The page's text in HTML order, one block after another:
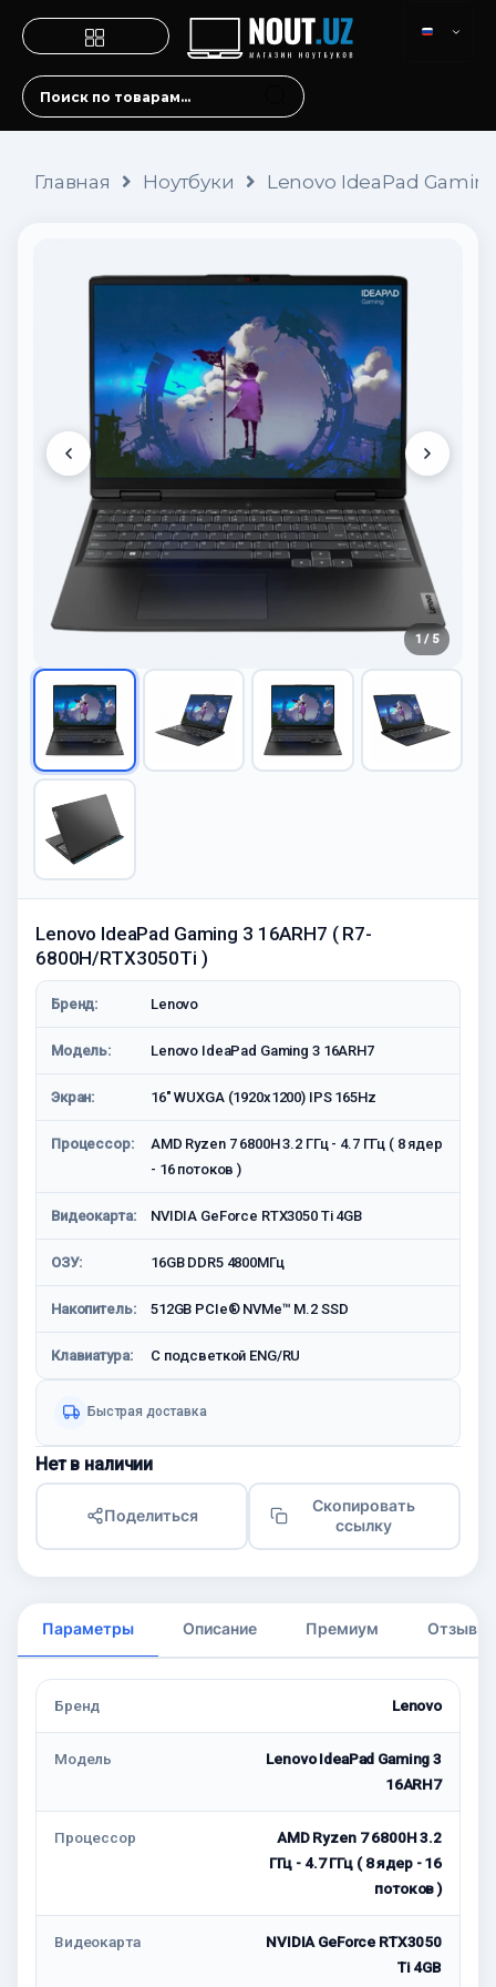
Главная Ноутбуки Lenovo IdeaPad
1 / 5
Lenovo IdeaPad Gaming 3 16ARH7 ( R7-
6800H/RTX3050Ti )
Бренд: Lenovo
Модель: Lenovo IdeaPad Gaming 3 16ARH7
Экран: 16" WUXGA (1920x1200) IPS 165Hz
Процессор:
AMD Ryzen 7 6800H 3.2 ГГц - 4.7 ГГц ( 8 ядер
- 16 потоков )
Видеокарта: NVIDIA GeForce RTX3050 Ti 4GB
ОЗУ: 16GB DDR5 4800МГц
Накопитель: 512GB PCIe® NVMe™ M.2 SSD
Клавиатура: С подсветкой ENG/RU
Быстрая доставка
Нет в наличии
Поделиться
Скопировать
ссылку
Параметры Описание Премиум Отзывы
Бренд Lenovo
Модель
Lenovo IdeaPad Gaming 3
16ARH7
Процессор
AMD Ryzen 7 6800H 3.2
ГГц - 4.7 ГГц ( 8 ядер - 16
потоков )
Видеокарта
NVIDIA GeForce RTX3050
Ti 4GB